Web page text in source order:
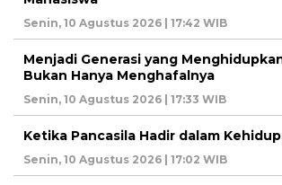
Senin, 10 Agustus 2026 | 17:42 WIB
Menjadi Generasi yang
Bukan Hanya Menghafalnya
Senin, 10 Agustus 2026 | 17:33 WIB
Ketika Pancasila Hadir dalam
Senin, 10 Agustus 2026 | 17:02 WIB